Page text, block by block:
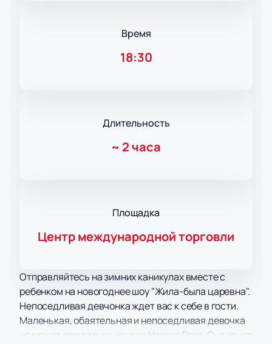
Время
18:30
Длительность
~ 2 часа
Площадка
Центр международной торговли
Отправляйтесь на зимних каникулах вместе с
ребенком на новогоднее шоу "Жила-была царевна".
Непоседливая девчонка ждет вас к себе в гости.
Маленькая, обаятельная и непоседливая девочка
не может дождаться начала Нового Года. Она хочет